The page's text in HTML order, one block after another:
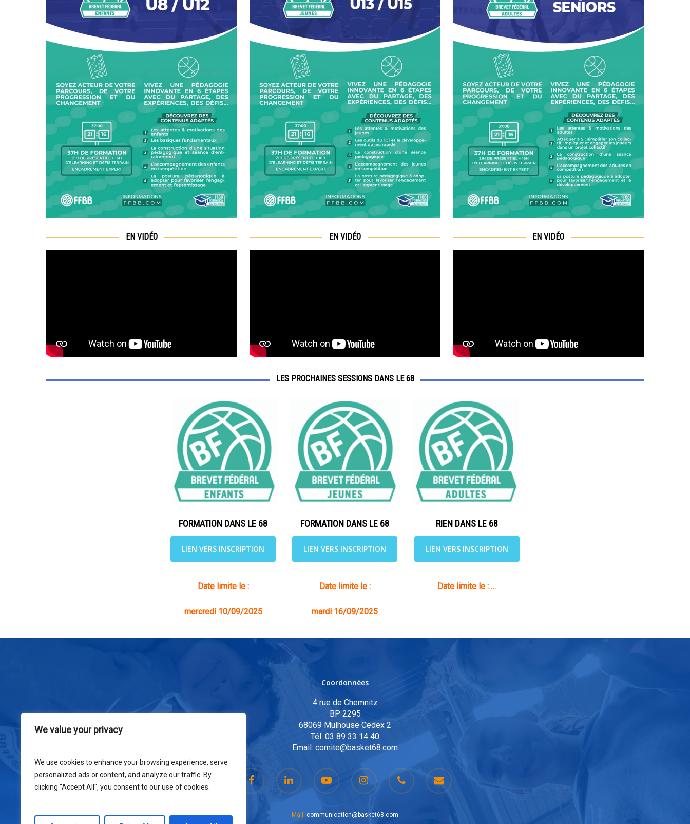
We value your privacy
We use cookies to enhance your browsing experience, serve
personalized ads or content, and analyze our traffic. By
clicking "Accept All", you consent to our use of cookies.
EN VIDÉO EN VIDÉO EN VIDÉO
LES PROCHAINES SESSIONS DANS LE 68
FORMATION DANS LE 68
LIEN VERS INSCRIPTION
Date limite le :
mercredi 10/09/2025
FORMATION DANS LE 68
LIEN VERS INSCRIPTION
Date limite le :
mardi 16/09/2025
RIEN DANS LE 68
LIEN VERS INSCRIPTION
Date limite le : …
Coordonnées
4 rue de Chemnitz
BP 2295
68069 Mulhouse Cedex 2
Tél: 03 89 33 14 40
Email: comite@basket68.com
Mail: communication@basket68.com